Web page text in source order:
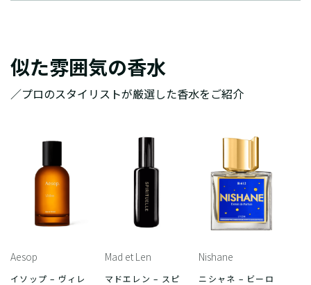
似た雰囲気の香水
／プロのスタイリストが厳選した香水をご紹介
Aesop
イソップ – ヴィレ
Mad et Len
マドエレン – スピ
Nishane
ニシャネ – ビーロ